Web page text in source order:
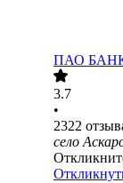
ПАО
3.7
•
2322
село